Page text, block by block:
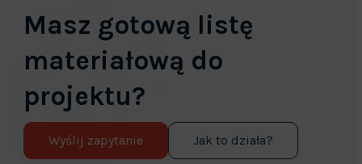
Masz gotową listę
materiałową do
projektu?
Wyślij zapytanie Jak to działa?